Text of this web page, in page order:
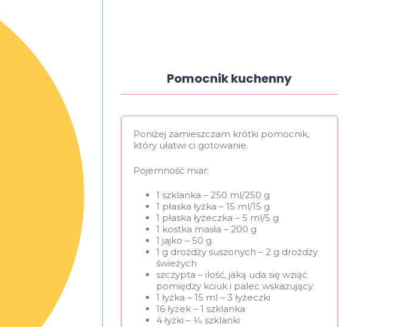
Pomocnik kuchenny
Poniżej zamieszczam krótki pomocnik,
który ułatwi ci gotowanie.
Pojemność miar:
1 szklanka – 250 ml/250 g
1 płaska łyżka – 15 ml/15 g
1 płaska łyżeczka – 5 ml/5 g
1 kostka masła – 200 g
1 jajko – 50 g
1 g drożdży suszonych – 2 g drożdży
świeżych
szczypta – ilość, jaką uda się wziąć
pomiędzy kciuk i palec wskazujący
1 łyżka – 15 ml – 3 łyżeczki
16 łyżek – 1 szklanka
4 łyżki – 1⁄4 szklanki